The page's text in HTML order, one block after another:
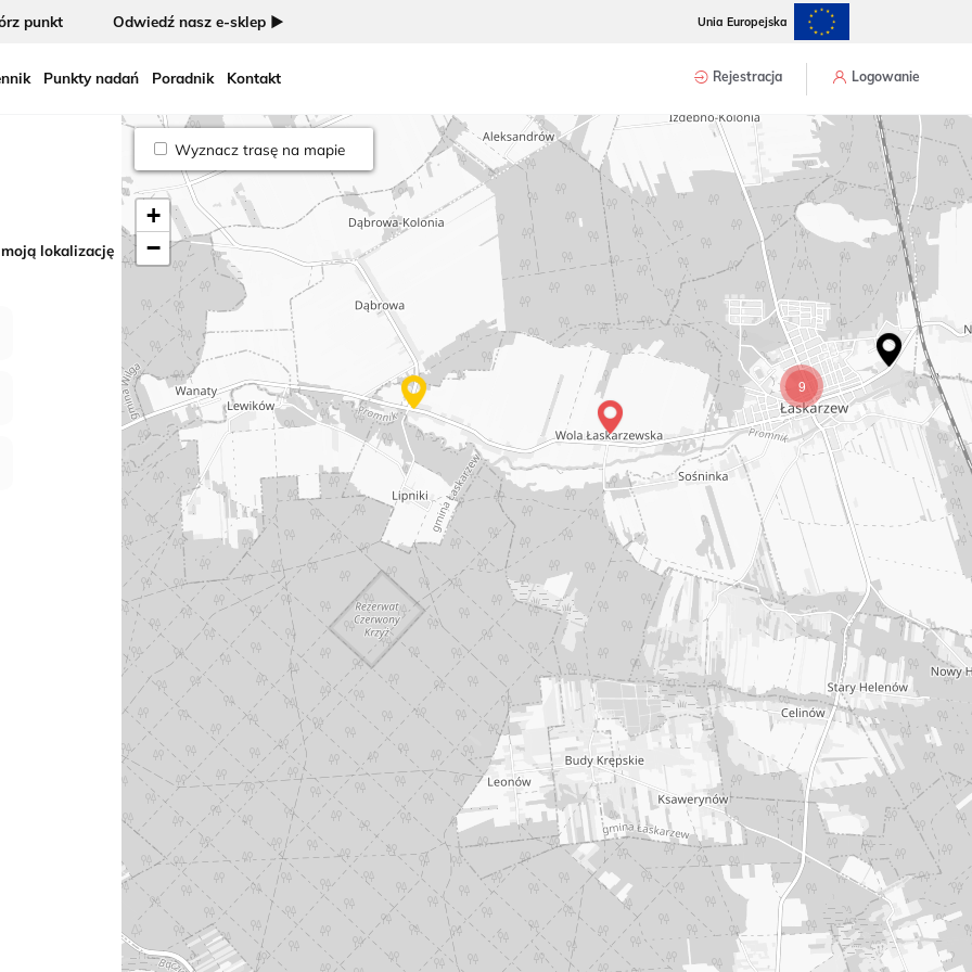
punkt Odwiedź nasz e-sklep ► Unia Europejska
Punkty nadań Poradnik Kontakt Rejestracja Logowanie
lokalizację
Wyznacz trasę na mapie
9
+
−